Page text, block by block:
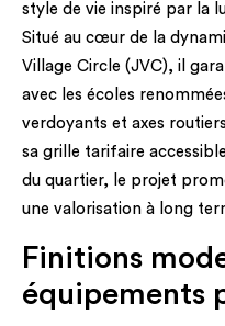
style de vie inspiré par la
Situé au cœur de la
Village Circle (JVC), il
avec les écoles
verdoyants et axes
sa grille tarifaire
du quartier, le projet
une valorisation à long
Finitions
équipements